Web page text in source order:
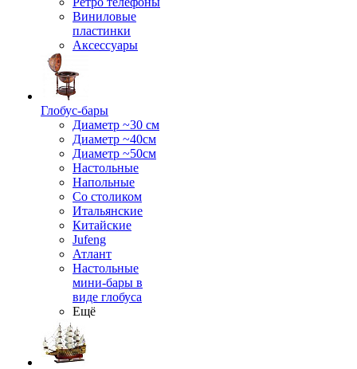
Виниловые
пластинки
Аксессуары
Глобус-бары
Диаметр ~30 см
Диаметр ~40см
Диаметр ~50см
Настольные
Напольные
Со столиком
Итальянские
Китайские
Jufeng
Атлант
Настольные
мини-бары в
виде глобуса
Ещё